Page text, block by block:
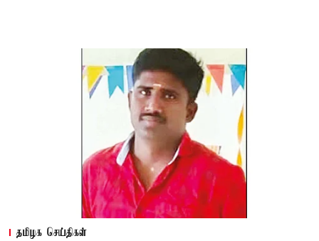
தமிழக செய்திகள்